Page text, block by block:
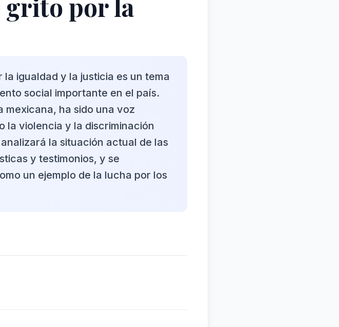
grito por la
igualdad y la justicia es un tema
social importante en el país.
mexicana, ha sido una voz
la violencia y la discriminación
la situación actual de las
y testimonios, y se
un ejemplo de la lucha por los